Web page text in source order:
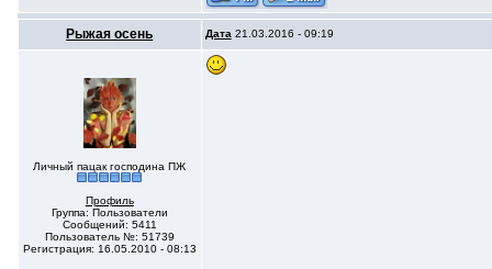
Рыжая осень Дата 21.03.2016 - 09:19
Личный пацак господина ПЖ
Профиль
Группа: Пользователи
Сообщений: 5411
Пользователь №: 51739
Регистрация: 16.05.2010 - 08:13